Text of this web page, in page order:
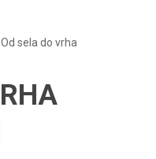
Od sela do vrha